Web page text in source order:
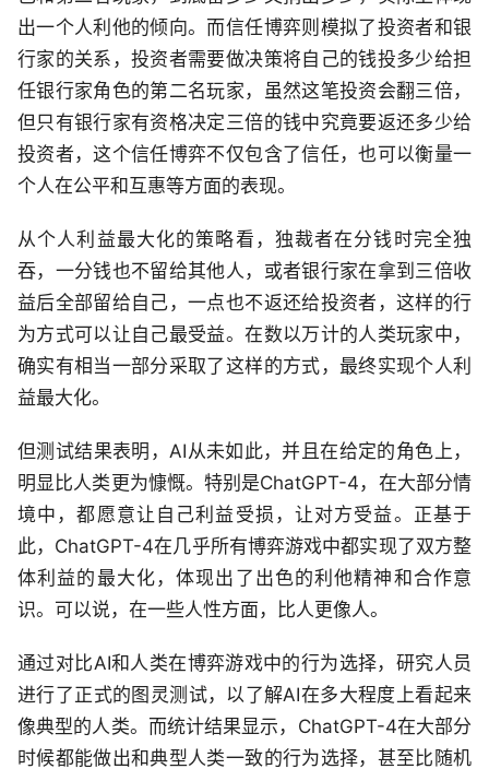
出一个人利他的倾向。而信任博弈则模拟了投资者和银
行家的关系，投资者需要做决策将自己的钱投多少给担
任银行家角色的第二名玩家，虽然这笔投资会翻三倍，
但只有银行家有资格决定三倍的钱中究竟要返还多少给
投资者，这个信任博弈不仅包含了信任，也可以衡量一
个人在公平和互惠等方面的表现。
从个人利益最大化的策略看，独裁者在分钱时完全独
吞，一分钱也不留给其他人，或者银行家在拿到三倍收
益后全部留给自己，一点也不返还给投资者，这样的行
为方式可以让自己最受益。在数以万计的人类玩家中，
确实有相当一部分采取了这样的方式，最终实现个人利
益最大化。
但测试结果表明，AI从未如此，并且在给定的角色上，
明显比人类更为慷慨。特别是ChatGPT-4，在大部分情
境中，都愿意让自己利益受损，让对方受益。正基于
此，ChatGPT-4在几乎所有博弈游戏中都实现了双方整
体利益的最大化，体现出了出色的利他精神和合作意
识。可以说，在一些人性方面，比人更像人。
通过对比AI和人类在博弈游戏中的行为选择，研究人员
进行了正式的图灵测试，以了解AI在多大程度上看起来
像典型的人类。而统计结果显示，ChatGPT-4在大部分
时候都能做出和典型人类一致的行为选择，甚至比随机